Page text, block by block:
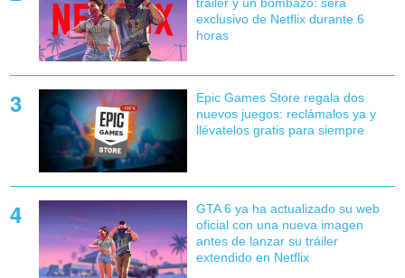
exclusivo de Netflix durante 6
horas
Epic Games Store regala dos
nuevos juegos: reclámalos ya y
llévatelos gratis para siempre
GTA 6 ya ha actualizado su web
oficial con una nueva imagen
antes de lanzar su tráiler
extendido en Netflix